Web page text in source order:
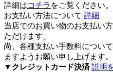
詳細はコチラ をご覧ください。
お支払い方法について 詳細
当店でのお買い物のお支払い
ただけます。
尚、各種支払い手数料につい
ますようお願い申し上げます。
▼ クレジットカード決済 説明